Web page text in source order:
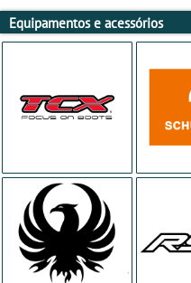
Equipamentos e acessórios